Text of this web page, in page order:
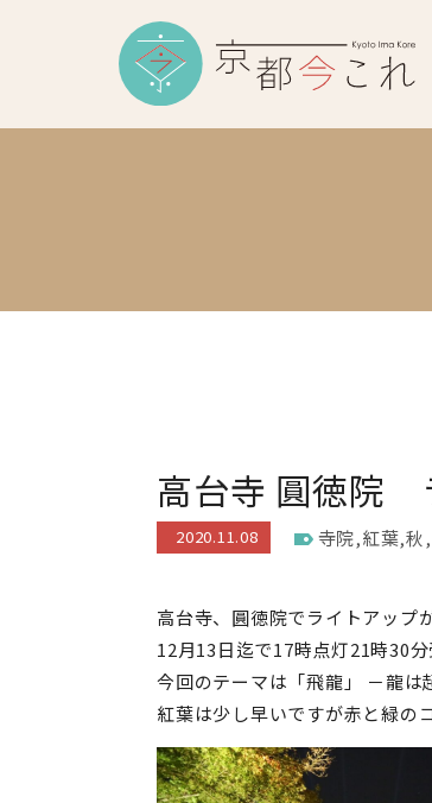
高台寺 圓徳院
2020.11.08 寺院,紅葉,秋,
高台寺、圓徳院でライトアップ
12月13日迄で17時点灯21時30分
今回のテーマは「飛龍」 －龍
紅葉は少し早いですが赤と緑の